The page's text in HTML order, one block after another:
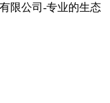
限公司-专业的生态